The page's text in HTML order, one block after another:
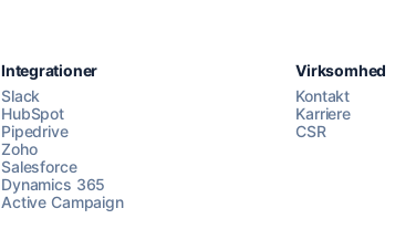
Integrationer
Slack
HubSpot
Pipedrive
Zoho
Salesforce
Dynamics 365
Active Campaign
Virksomhed
Kontakt
Karriere
CSR